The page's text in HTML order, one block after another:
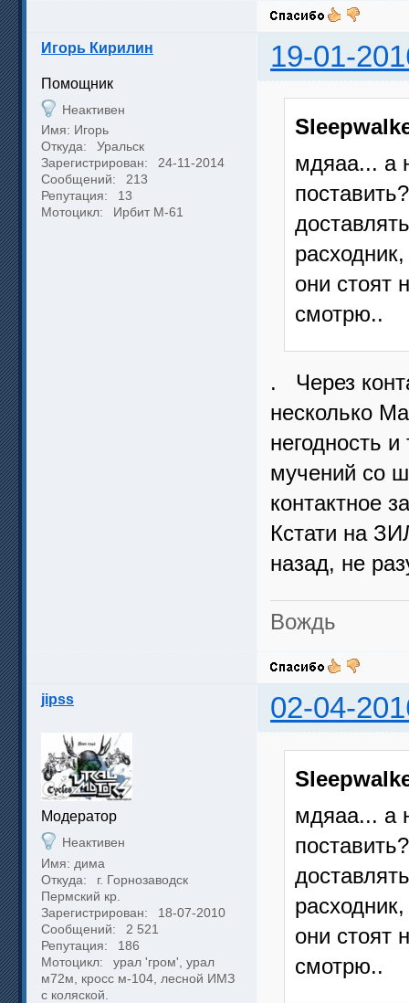
Игорь Кирилин 19-01-
Помощник
Неактивен
Имя: Игорь
Откуда:
Уральск
Зарегистрирован:
24-11-2014
Сообщений:
213
Репутация:
13
Мотоцикл:
Ирбит М-61
мдяаа... а
они стоят
смотрю..
. Через
несколько
негодность
мучений со
контактное
Кстати на
назад, не
Вождь
jipss 02-04-
Модератор
Неактивен
Имя: дима
Откуда:
г. Горнозаводск
Пермский кр.
Зарегистрирован:
18-07-2010
Сообщений:
2 521
Репутация:
186
Мотоцикл:
урал 'гром', урал
м72м, кросс м-104, лесной ИМЗ
с коляской.
мдяаа... а
они стоят
смотрю..